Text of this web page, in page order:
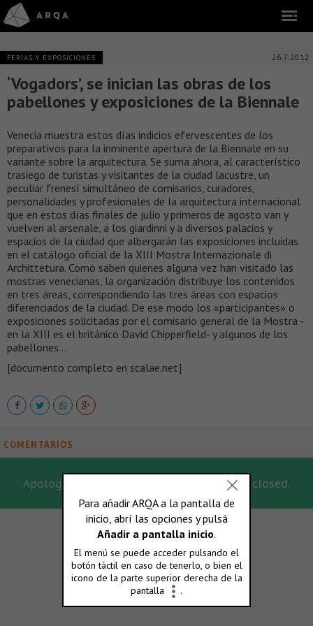
FERIAS Y EXPOSICIONES 26.7.2012
‘Vogadors’, se inician las obras de los
pabellones y exposiciones de la Biennale
Venecia muestra estos días indicios efervescentes de los
preparativos para la inminente apertura de la Biennale en su
variante sobre la arquitectura. Se suma ahora, al característico
trasiego de turistas y visitantes de la ciudad lacustre, un
peculiar frenesí simultáneo de comisarios, curadores,
personalidades y profesionales de la arquitectura internacional
que en estos días finales de julio y primeros de agosto van y
vuelven al arsenale, a los giardinni y a diversos palacios y
espacios de la ciudad que albergarán las exposiciones incluidas
en el catálogo oficial de la XIII Mostra Internazionale di
Archittetura. Como saben quienes alguna vez han visitado las
mostras venecianas, la organización distribuye los contenidos
en tres áreas, correspondiendo las tres áreas con espacios
diferenciados de la ciudad. De ese modo los «participantes» o
exposiciones solicitadas por el comisario general de la Mostra -
en la XIII es el británico David Chipperfield- y algunos de los
pabellones…
[documento completo en scalae.net]
COMENTARIOS
Apologies, for this post the comments are closed.